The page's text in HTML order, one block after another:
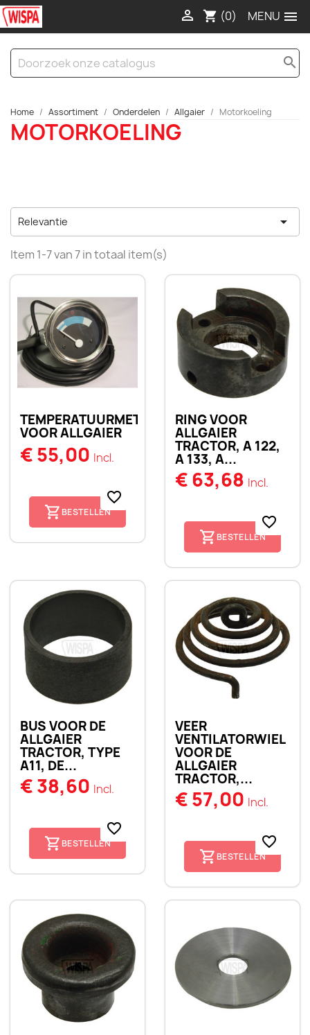

shopping_cart (0)

search
Home Assortiment Onderdelen Allgaier Motorkoeling
MOTORKOELING
Relevantie 
Item 1-7 van 7 in totaal item(s)
TEMPERATUURMETER
VOOR ALLGAIER
€ 55,00 Incl.
BESTELLEN
favorite_border
RING VOOR
ALLGAIER
TRACTOR, A 122,
A 133, A...
€ 63,68 Incl.
BESTELLEN
favorite_border
BUS VOOR DE
ALLGAIER
TRACTOR, TYPE
A11, DE...
€ 38,60 Incl.
BESTELLEN
favorite_border
VEER
VENTILATORWIEL
VOOR DE
ALLGAIER
TRACTOR,...
€ 57,00 Incl.
BESTELLEN
favorite_border